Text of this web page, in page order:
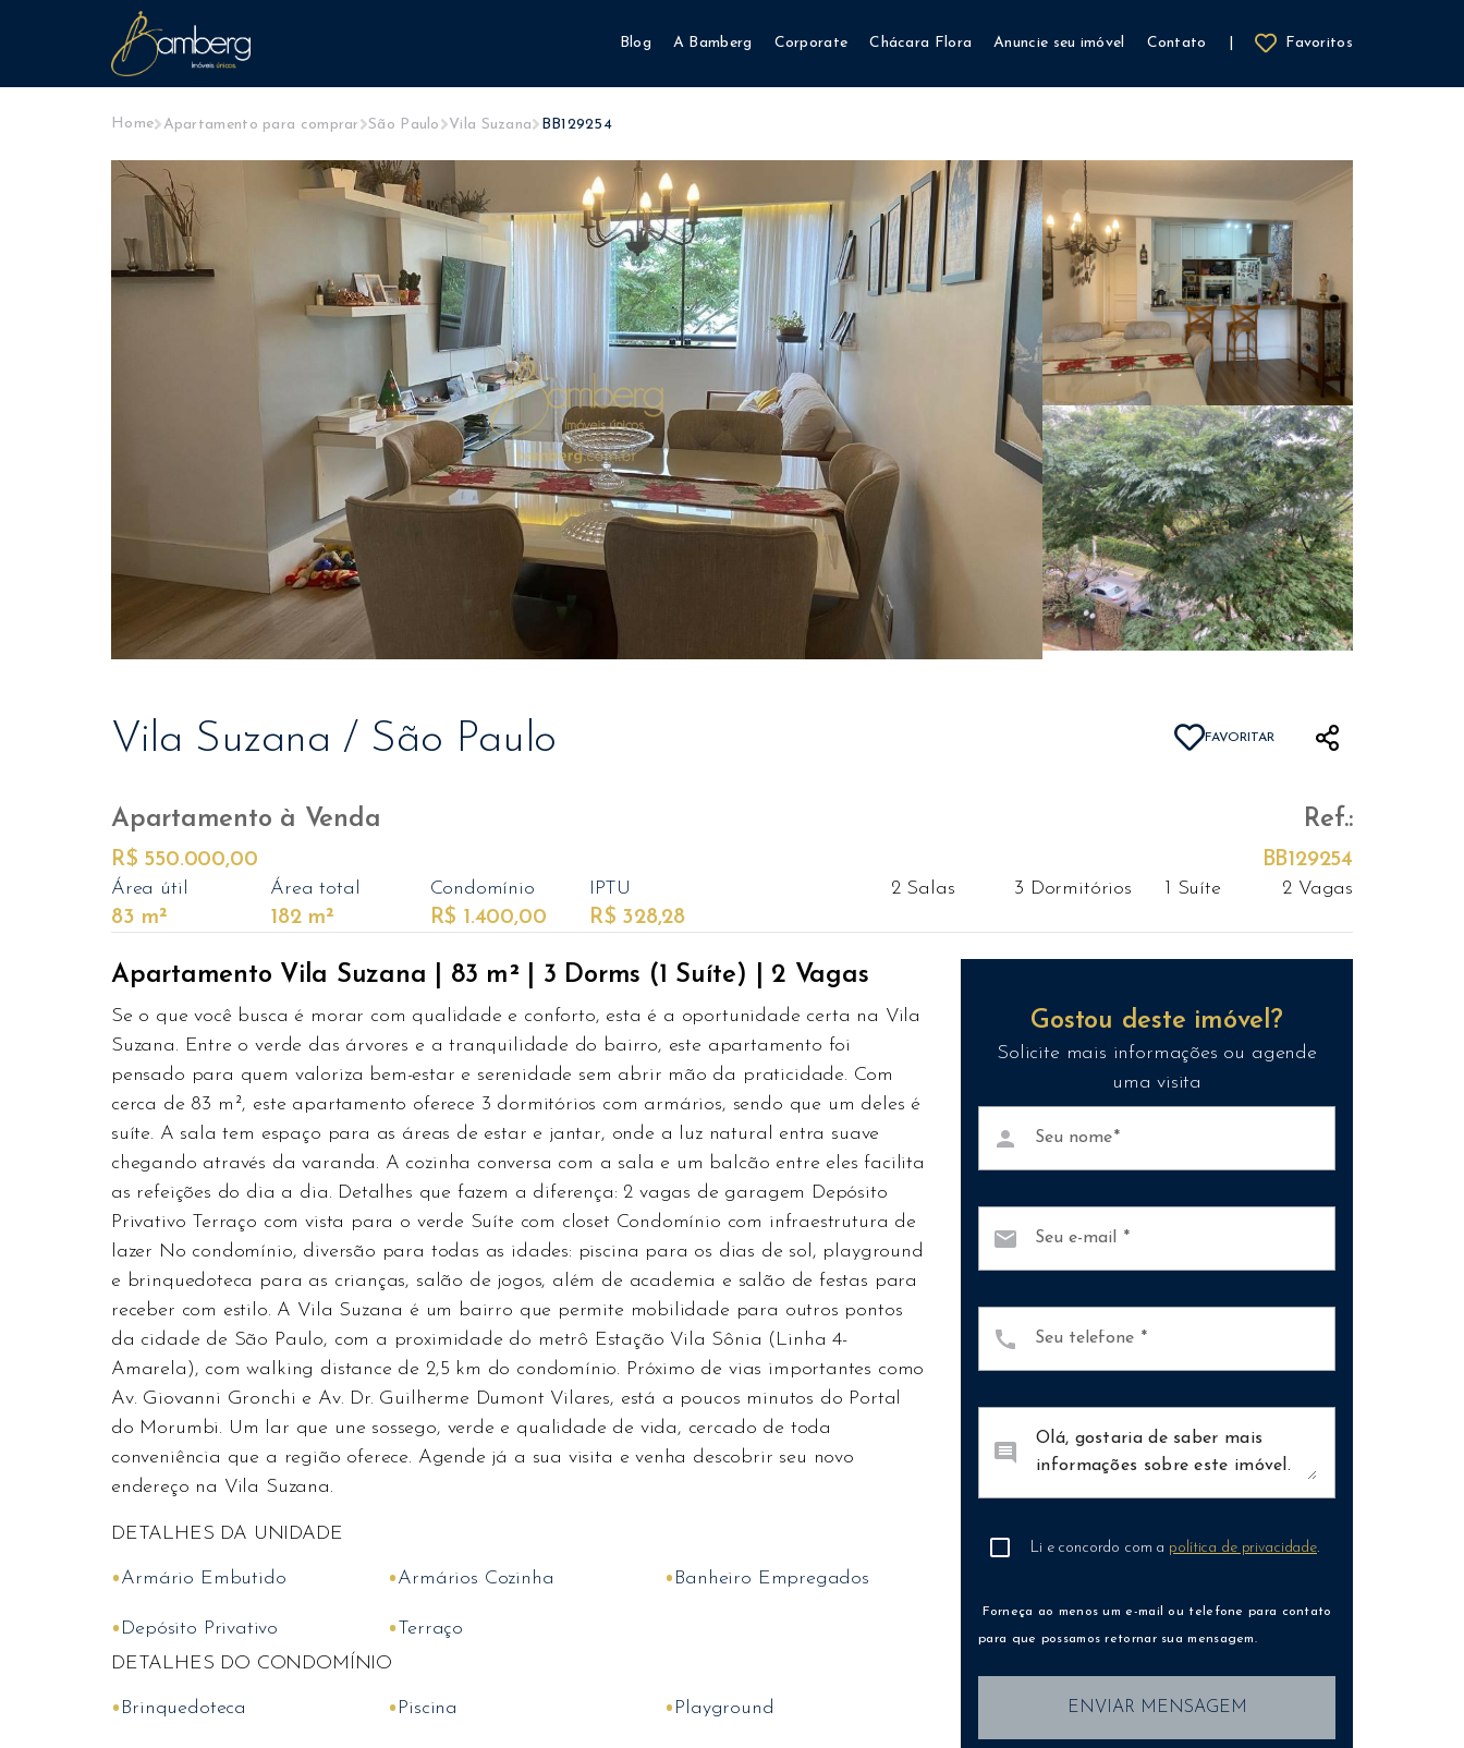
Blog A Bamberg Corporate Chácara Flora Anuncie seu imóvel Contato Favoritos
Home Apartamento para comprar São Paulo Vila Suzana BB129254
Vila Suzana / São Paulo FAVORITAR
Apartamento à Venda
R$ 550.000,00
Ref.:
BB129254
Área útil
83 m²
Área total
182 m²
Condomínio
R$ 1.400,00
IPTU
R$ 328,28
2 Salas 3 Dormitórios 1 Suíte 2 Vagas
Apartamento Vila Suzana | 83 m² | 3 Dorms (1 Suíte) | 2 Vagas
Se o que você busca é morar com qualidade e conforto, esta é a oportunidade certa na Vila
Suzana. Entre o verde das árvores e a tranquilidade do bairro, este apartamento foi
pensado para quem valoriza bem-estar e serenidade sem abrir mão da praticidade. Com
cerca de 83 m², este apartamento oferece 3 dormitórios com armários, sendo que um deles é
suíte. A sala tem espaço para as áreas de estar e jantar, onde a luz natural entra suave
chegando através da varanda. A cozinha conversa com a sala e um balcão entre eles facilita
as refeições do dia a dia. Detalhes que fazem a diferença: 2 vagas de garagem Depósito
Privativo Terraço com vista para o verde Suíte com closet Condomínio com infraestrutura de
lazer No condomínio, diversão para todas as idades: piscina para os dias de sol, playground
e brinquedoteca para as crianças, salão de jogos, além de academia e salão de festas para
receber com estilo. A Vila Suzana é um bairro que permite mobilidade para outros pontos
da cidade de São Paulo, com a proximidade do metrô Estação Vila Sônia (Linha 4-
Amarela), com walking distance de 2,5 km do condomínio. Próximo de vias importantes como
Av. Giovanni Gronchi e Av. Dr. Guilherme Dumont Vilares, está a poucos minutos do Portal
do Morumbi. Um lar que une sossego, verde e qualidade de vida, cercado de toda
conveniência que a região oferece. Agende já a sua visita e venha descobrir seu novo
endereço na Vila Suzana.
DETALHES DA UNIDADE
•Armário Embutido •Armários Cozinha • Banheiro Empregados
• Depósito Privativo •Terraço
DETALHES DO CONDOMÍNIO
• Brinquedoteca • Piscina • Playground
Gostou deste imóvel?
Solicite mais informações ou agende
uma visita
Seu nome
person
Seu e-mail
mail
Seu telefone
call
comment
Li e concordo com a política de privacidade.
Forneça ao menos um e-mail ou telefone para contato
para que possamos retornar sua mensagem.
ENVIAR MENSAGEM